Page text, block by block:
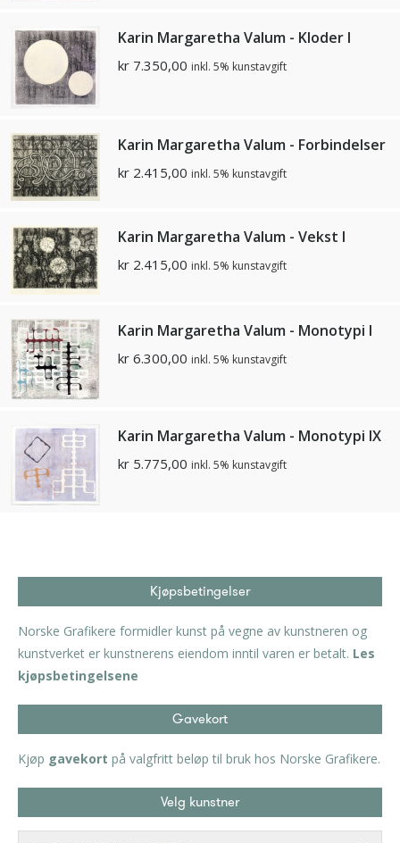
Karin Margaretha Valum - Kloder I
kr 7.350,00 inkl. 5% kunstavgift
Karin Margaretha Valum - Forbindelser
kr 2.415,00 inkl. 5% kunstavgift
Karin Margaretha Valum - Vekst l
kr 2.415,00 inkl. 5% kunstavgift
Karin Margaretha Valum - Monotypi I
kr 6.300,00 inkl. 5% kunstavgift
Karin Margaretha Valum - Monotypi IX
kr 5.775,00 inkl. 5% kunstavgift
Kjøpsbetingelser
Norske Grafikere formidler kunst på vegne av kunstneren og
kunstverket er kunstnerens eiendom inntil varen er betalt. Les
kjøpsbetingelsene
Gavekort
Kjøp gavekort på valgfritt beløp til bruk hos Norske Grafikere.
Velg kunstner